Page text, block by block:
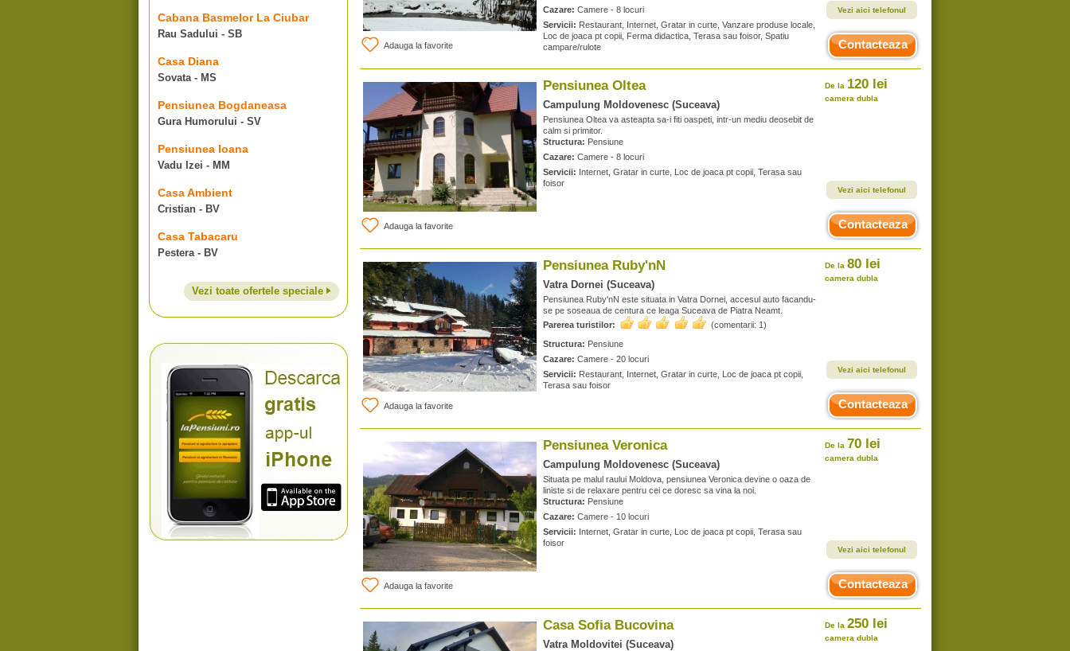
Cabana Basmelor La Ciubar
Rau Sadului - SB
Casa Diana
Sovata - MS
Pensiunea Bogdaneasa
Gura Humorului - SV
Pensiunea Ioana
Vadu Izei - MM
Casa Ambient
Cristian - BV
Casa Tabacaru
Pestera - BV
Vezi toate ofertele speciale
Adauga la favorite
Cazare: Camere - 8 locuri
Servicii: Restaurant, Internet, Gratar in curte, Vanzare produse locale,
Loc de joaca pt copii, Ferma didactica, Terasa sau foisor, Spatiu
campare/rulote
Vezi aici telefonul
Contacteaza
Adauga la favorite
Pensiunea Oltea
Campulung Moldovenesc (Suceava)
Pensiunea Oltea va asteapta sa-i fiti oaspeti, intr-un mediu deosebit de
calm si primitor.
Structura: Pensiune
Cazare: Camere - 8 locuri
Servicii: Internet, Gratar in curte, Loc de joaca pt copii, Terasa sau
foisor
De la 120 lei
camera dubla
Vezi aici telefonul
Contacteaza
Adauga la favorite
Pensiunea Ruby'nN
Vatra Dornei (Suceava)
Pensiunea Ruby'nN este situata in Vatra Dornei, accesul auto facandu-
se pe soseaua de centura ce leaga Suceava de Piatra Neamt.
Parerea turistilor:
(comentarii: 1)
Structura: Pensiune
Cazare: Camere - 20 locuri
Servicii: Restaurant, Internet, Gratar in curte, Loc de joaca pt copii,
Terasa sau foisor
De la 80 lei
camera dubla
Vezi aici telefonul
Contacteaza
Adauga la favorite
Pensiunea Veronica
Campulung Moldovenesc (Suceava)
Situata pe malul raului Moldova, pensiunea Veronica devine o oaza de
liniste si de relaxare pentru cei ce doresc sa vina la noi.
Structura: Pensiune
Cazare: Camere - 10 locuri
Servicii: Internet, Gratar in curte, Loc de joaca pt copii, Terasa sau
foisor
De la 70 lei
camera dubla
Vezi aici telefonul
Contacteaza
Casa Sofia Bucovina
Vatra Moldovitei (Suceava)
De la 250 lei
camera dubla